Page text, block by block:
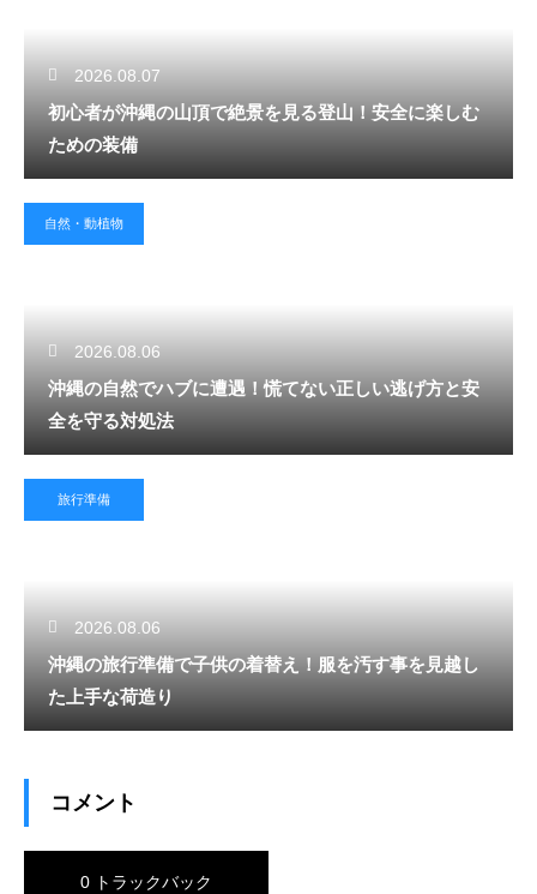
2026.08.07
初心者が沖縄の山頂で絶景を見る登山！安全に楽しむ
ための装備
自然・動植物
2026.08.06
沖縄の自然でハブに遭遇！慌てない正しい逃げ方と安
全を守る対処法
旅行準備
2026.08.06
沖縄の旅行準備で子供の着替え！服を汚す事を見越し
た上手な荷造り
コメント
0 トラックバック